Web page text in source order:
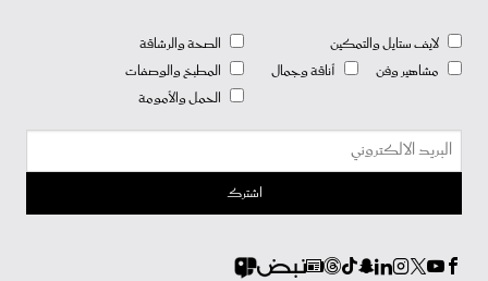
لايف ستايل والتمكين
مشاهير وفن
أناقة وجمال
الصحة والرشاقة
المطبخ والوصفات
الحمل والأمومة